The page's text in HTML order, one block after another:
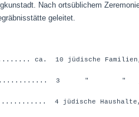
Nach ortsüblichem
geleitet.
ca. 10 jüdische
3 " "
4 jüdische Haushalte,